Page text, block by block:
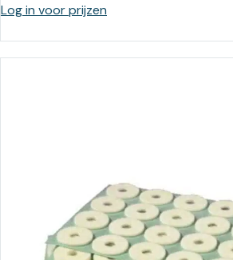
Log in voor prijzen